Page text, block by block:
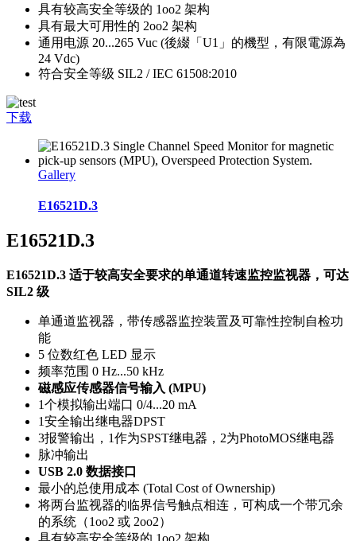
具有较高安全等级的 1oo2 架构
具有最大可用性的 2oo2 架构
通用电源 20...265 Vuc (後綴「U1」的機型，有限電源為
24 Vdc)
符合安全等级 SIL2 / IEC 61508:2010
下载
Gallery
E16521D.3
E16521D.3
E16521D.3 适于较高安全要求的单通道转速监控监视器，可达
SIL2 级
单通道监视器，带传感器监控装置及可靠性控制自检功
能
5 位数红色 LED 显示
频率范围 0 Hz...50 kHz
磁感应传感器信号输入 (MPU)
1个模拟输出端口 0/4...20 mA
1安全输出继电器DPST
3报警输出，1作为SPST继电器，2为PhotoMOS继电器
脉冲输出
USB 2.0 数据接口
最小的总使用成本 (Total Cost of Ownership)
将两台监视器的临界信号触点相连，可构成一个带冗余
的系统（1oo2 或 2oo2）
具有较高安全等级的 1oo2 架构